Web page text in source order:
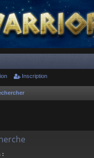
Inscription
: